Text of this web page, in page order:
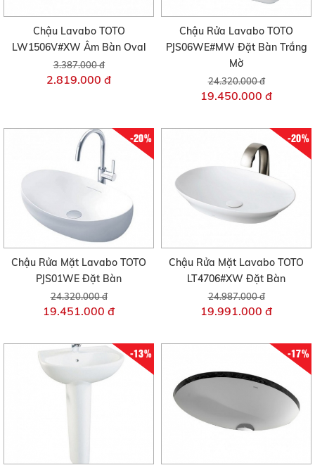
Chậu Lavabo TOTO
LW1506V#XW Âm Bàn Oval
3.387.000 đ
2.819.000 đ
Chậu Rửa Lavabo TOTO
PJS06WE#MW Đặt Bàn Trắng
Mờ
24.320.000 đ
19.450.000 đ
-20%
Chậu Rửa Mặt Lavabo TOTO
PJS01WE Đặt Bàn
24.320.000 đ
19.451.000 đ
-20%
Chậu Rửa Mặt Lavabo TOTO
LT4706#XW Đặt Bàn
24.987.000 đ
19.991.000 đ
-13% -17%